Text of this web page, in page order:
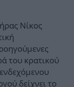
Νίκος
του κρατικού
δείχνει το